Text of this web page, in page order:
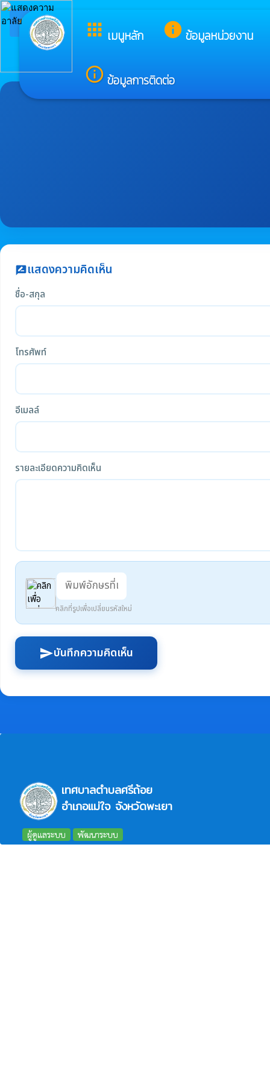
apps เมนูหลัก info ข้อมูลหน่วยงาน
info_outline ข้อมูลการติดต่อ
arrow_back_ios กลับเมนูหลัก
rate_reviewแสดงความคิดเห็น
ชื่อ-สกุล
โทรศัพท์
อีเมลล์
รายละเอียดความคิดเห็น
คลิกที่รูปเพื่อเปลี่ยนรหัสใหม่
sendบันทึกความคิดเห็น
เทศบาลตำบลศรีถ้อย
อำเภอแม่ใจ จังหวัดพะเยา
ผู้ดูแลระบบ พัฒนาระบบ